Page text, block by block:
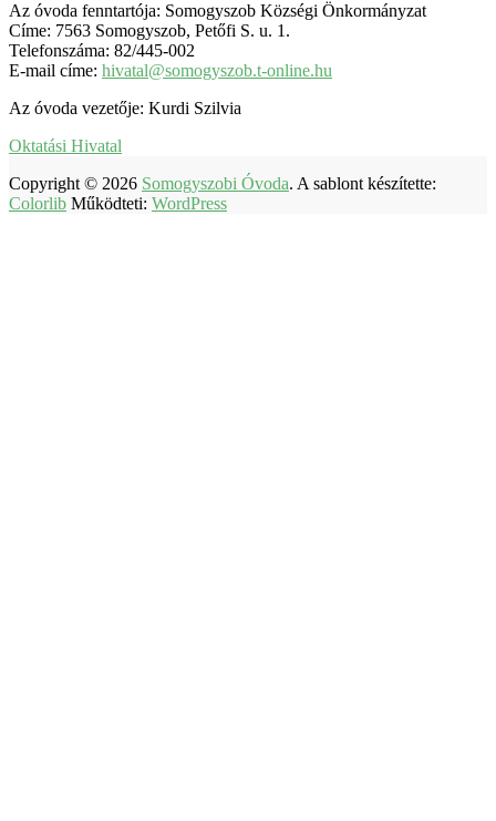
Az óvoda fenntartója: Somogyszob Községi Önkormányzat
Címe: 7563 Somogyszob, Petőfi S. u. 1.
Telefonszáma: 82/445-002
E-mail címe: hivatal@somogyszob.t-online.hu
Az óvoda vezetője: Kurdi Szilvia
Oktatási Hivatal
Copyright © 2026 Somogyszobi Óvoda. A sablont készítette:
Colorlib Működteti: WordPress